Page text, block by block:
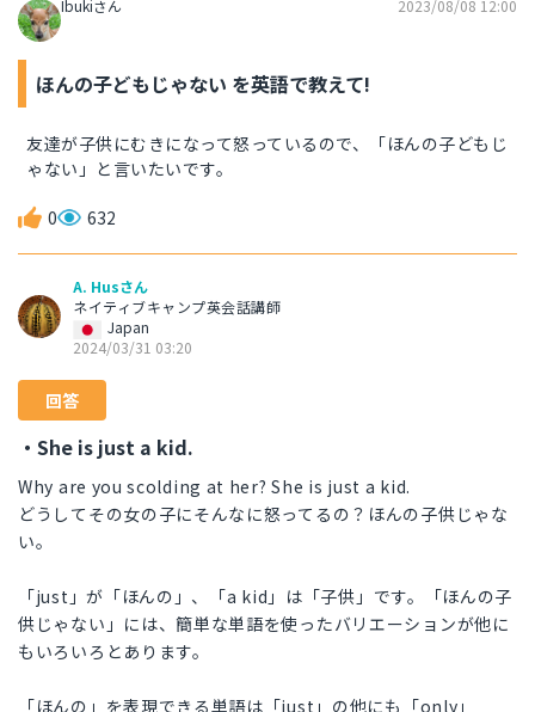
Ibukiさん 2023/08/08 12:00
ほんの子どもじゃない を英語で教えて!
友達が子供にむきになって怒っているので、「ほんの子どもじ
ゃない」と言いたいです。
0 632
A. Husさん
ネイティブキャンプ英会話講師
Japan
2024/03/31 03:20
回答
・She is just a kid.
Why are you scolding at her? She is just a kid.
どうしてその女の子にそんなに怒ってるの？ほんの子供じゃな
い。
「just」が「ほんの」、「a kid」は「子供」です。「ほんの子
供じゃない」には、簡単な単語を使ったバリエーションが他に
もいろいろとあります。
「ほんの」を表現できる単語は「just」の他にも「only」